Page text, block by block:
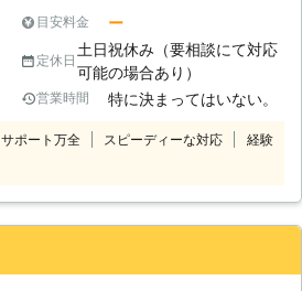
安全を確保する点にあるといえます。
そのためには、監視カメラを必要とす
る場所の状況や時間帯等、使用する環
境に応じた適切な性能を持ったカメラ
の選択、設置が求められます。 弊社
では豊富な経験を持ち、専門的な知識
と優れた技術を持ったスタッフがお客
目安料金 ー
定休日
土日祝休み（要相談にて対応
可能の場合あり）
営業時間 特に決まってはいない。
サポート万全 スピーディーな対応
経験